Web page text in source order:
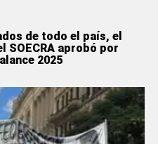
de todo el país, el
SOECRA aprobó por
2025